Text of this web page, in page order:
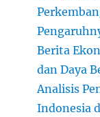
Berita
dan Daya
Analisis
Indonesia